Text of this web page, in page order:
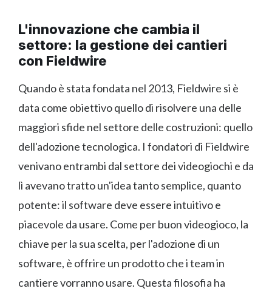
L'innovazione che cambia il
settore: la gestione dei cantieri
con Fieldwire
Quando è stata fondata nel 2013, Fieldwire si è
data come obiettivo quello di risolvere una delle
maggiori sfide nel settore delle costruzioni: quello
dell'adozione tecnologica. I fondatori di Fieldwire
venivano entrambi dal settore dei videogiochi e da
lì avevano tratto un'idea tanto semplice, quanto
potente: il software deve essere intuitivo e
piacevole da usare. Come per buon videogioco, la
chiave per la sua scelta, per l'adozione di un
software, è offrire un prodotto che i team in
cantiere vorranno usare. Questa filosofia ha